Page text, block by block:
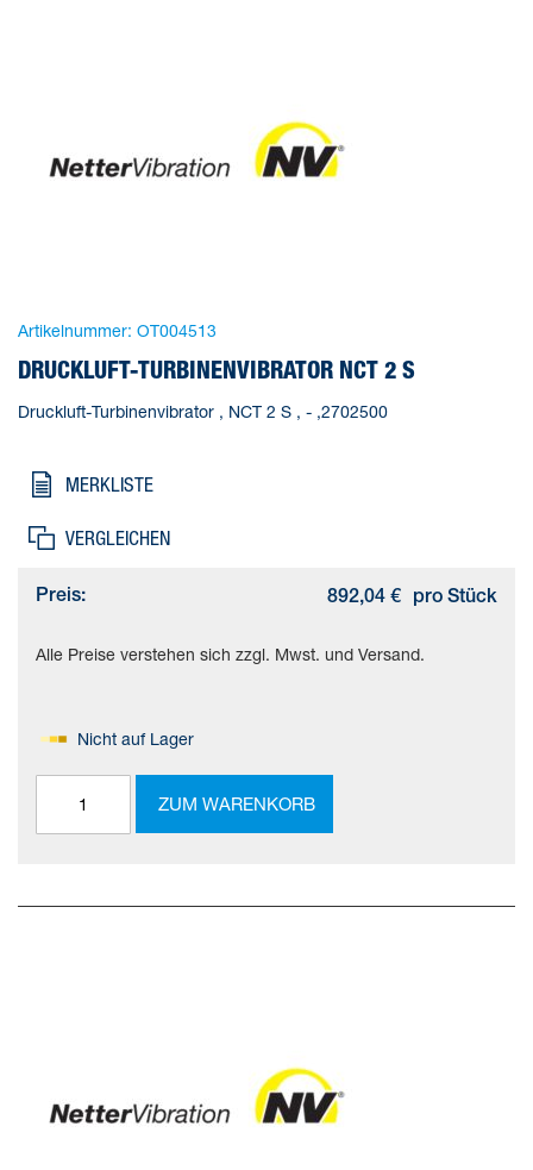
Artikelnummer: OT004513
DRUCKLUFT-TURBINENVIBRATOR NCT 2 S
Druckluft-Turbinenvibrator , NCT 2 S , - ,2702500
MERKLISTE
VERGLEICHEN
Preis: 892,04 € pro Stück
Alle Preise verstehen sich zzgl. Mwst. und Versand.
Nicht auf Lager
ZUM WARENKORB